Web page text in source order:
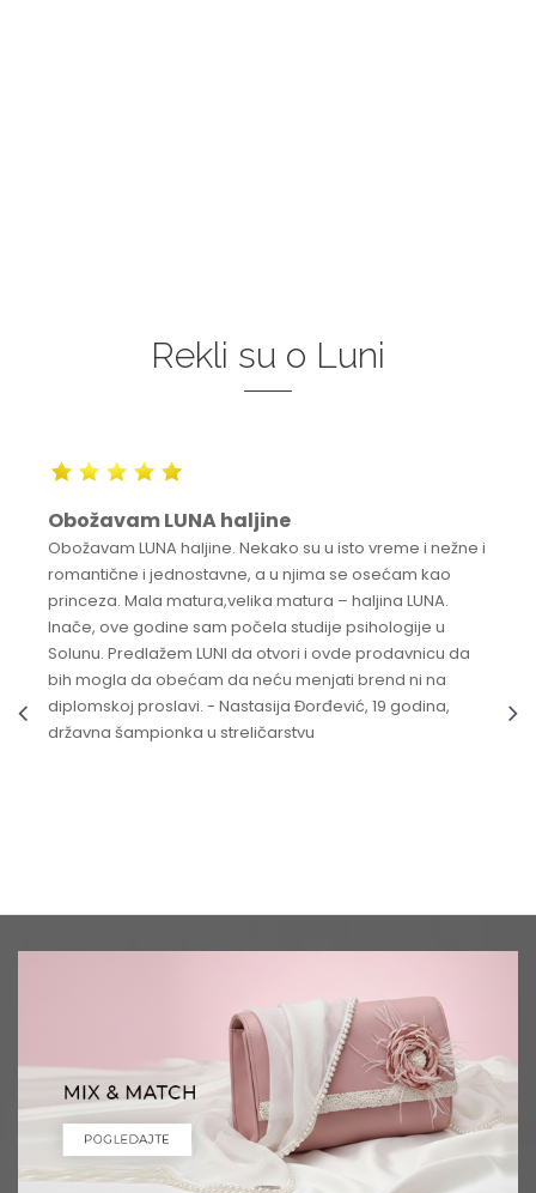
Rekli su o Luni
Obožavam LUNA haljine
Obožavam LUNA haljine. Nekako su u isto vreme i nežne i
romantične i jednostavne, a u njima se osećam kao
princeza. Mala matura,velika matura – haljina LUNA.
Inače, ove godine sam počela studije psihologije u
Solunu. Predlažem LUNI da otvori i ovde prodavnicu da
bih mogla da obećam da neću menjati brend ni na
diplomskoj proslavi. - Nastasija Đorđević, 19 godina,
državna šampionka u streličarstvu